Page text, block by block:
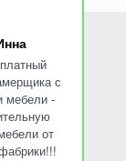
с
мебели -
от